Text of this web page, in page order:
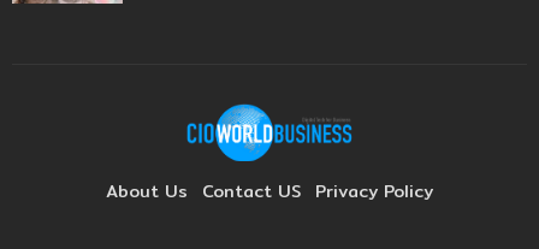
About Us Contact US Privacy Policy